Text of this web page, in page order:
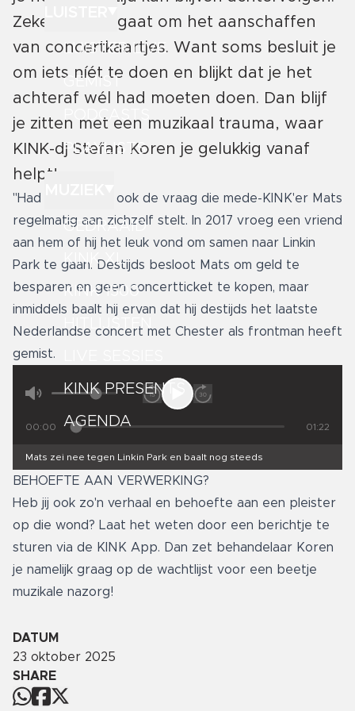
LUISTER LIVE
GEMIST
PODCASTS
PLAYLISTS
GEDRAAID
KINK XL
KINK 1500
HITLIJSTEN
KINK PRESENTS
AGENDA
Zeker als het gaat om het aanschaffen
van concertkaartjes. Want soms besluit je
om iets níét te doen en blijkt dat je het
achteraf wél had moeten doen. Dan blijf
je zitten met een muzikaal trauma, waar
KINK-dj Stefan Koren je gelukkig vanaf
helpt!
"Had ik maar..." is ook de vraag die mede-KINK'er Mats
regelmatig aan zichzelf stelt. In 2017 vroeg een vriend
aan hem of hij het leuk vond om samen naar Linkin
Park te gaan. Destijds besloot Mats om geld te
besparen en geen concertticket te kopen, maar
inmiddels baalt hij ervan dat hij destijds het laatste
Nederlandse concert met Chester als frontman heeft
gemist.
00:00 01:22
Mats zei nee tegen Linkin Park en baalt nog steeds
BEHOEFTE AAN VERWERKING?
Heb jij ook zo'n verhaal en behoefte aan een pleister
op die wond? Laat het weten door een berichtje te
sturen via de KINK App. Dan zet behandelaar Koren
je namelijk graag op de wachtlijst voor een beetje
muzikale nazorg!
DATUM
23 oktober 2025
SHARE